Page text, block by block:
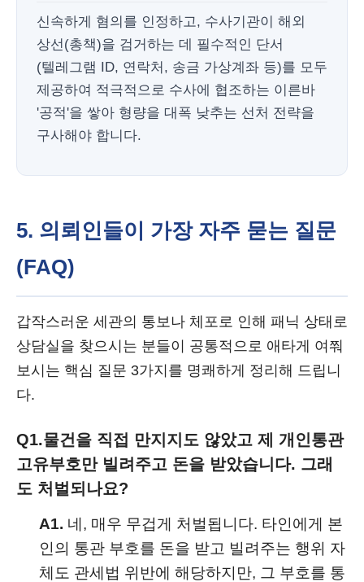
신속하게 혐의를 인정하고, 수사기관이 해외
상선(총책)을 검거하는 데 필수적인 단서
(텔레그램 ID, 연락처, 송금 가상계좌 등)를 모두
제공하여 적극적으로 수사에 협조하는 이른바
'공적'을 쌓아 형량을 대폭 낮추는 선처 전략을
구사해야 합니다.
5. 의뢰인들이 가장 자주 묻는 질문
(FAQ)
갑작스러운 세관의 통보나 체포로 인해 패닉 상태로
상담실을 찾으시는 분들이 공통적으로 애타게 여쭤
보시는 핵심 질문 3가지를 명쾌하게 정리해 드립니
다.
Q1.물건을 직접 만지지도 않았고 제 개인통관
고유부호만 빌려주고 돈을 받았습니다. 그래
도 처벌되나요?
A1. 네, 매우 무겁게 처벌됩니다. 타인에게 본
인의 통관 부호를 돈을 받고 빌려주는 행위 자
체도 관세법 위반에 해당하지만, 그 부호를 통